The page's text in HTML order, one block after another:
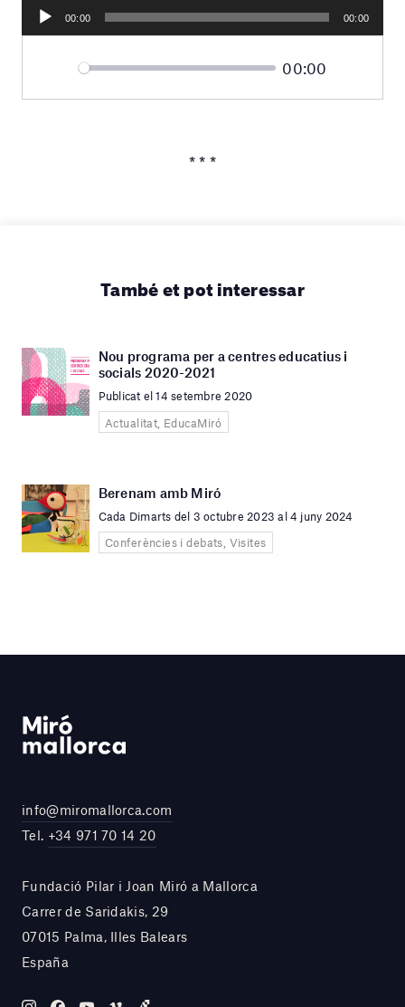
Reproductor
d'àudio
00:00 00:00
Seek
Current
00:00
Mute
* * *
També et pot interessar
Nou programa per a centres educatius i
socials 2020-2021
Publicat el 14 setembre 2020
Actualitat, EducaMiró
Berenam amb Miró
Cada Dimarts del 3 octubre 2023 al 4 juny 2024
Conferències i debats, Visites
info@miromallorca.com
Tel. +34 971 70 14 20
Fundació Pilar i Joan Miró a Mallorca
Carrer de Saridakis, 29
07015 Palma, Illes Balears
España